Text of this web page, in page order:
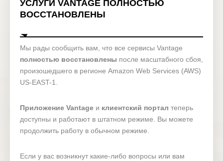
УСЛУГИ VANTAGE ПОЛНОСТЬЮ
ВОССТАНОВЛЕНЫ
Мы рады сообщить вам, что все сервисы Vantage
полностью восстановлены после масштабного сбоя,
произошедшего в регионе Amazon Web Services (AWS)
US-EAST-1.
Приложение Vantage и клиентский портал теперь
доступны и работают в штатном режиме. Вы можете
продолжить работу в обычном режиме.
Если у вас возникнут какие-либо вопросы или вам